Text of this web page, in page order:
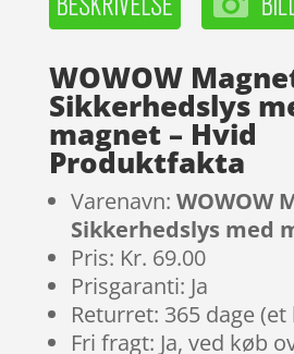
WOWOW
Sikkerhedslys
magnet – Hvid
Produktfakta
Varenavn: WOWOW
Sikkerhedslys med
Pris: Kr. 69.00
Prisgaranti: Ja
Returret: 365 dage (et
Fri fragt: Ja, ved køb